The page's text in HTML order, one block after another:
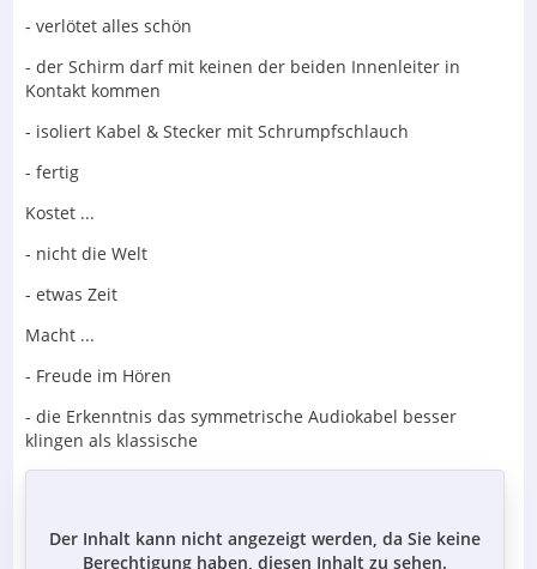
- verlötet alles schön
- der Schirm darf mit keinen der beiden Innenleiter in
Kontakt kommen
- isoliert Kabel & Stecker mit Schrumpfschlauch
- fertig
Kostet ...
- nicht die Welt
- etwas Zeit
Macht ...
- Freude im Hören
- die Erkenntnis das symmetrische Audiokabel besser
klingen als klassische
Der Inhalt kann nicht angezeigt werden, da Sie keine
Berechtigung haben, diesen Inhalt zu sehen.